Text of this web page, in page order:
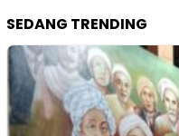
SEDANG TRENDING